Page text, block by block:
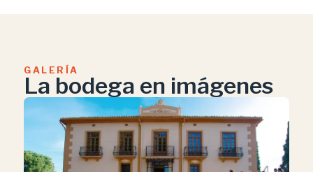
GALERÍA
La bodega en imágenes